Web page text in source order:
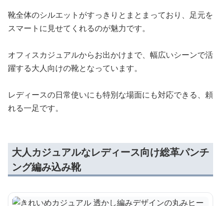
靴全体のシルエットがすっきりとまとまっており、足元を
スマートに見せてくれるのが魅力です。
オフィスカジュアルからお出かけまで、幅広いシーンで活
躍する大人向けの靴となっています。
レディースの日常使いにも特別な場面にも対応できる、頼
れる一足です。
大人カジュアルなレディース向け総革パンチ
ング編み込み靴